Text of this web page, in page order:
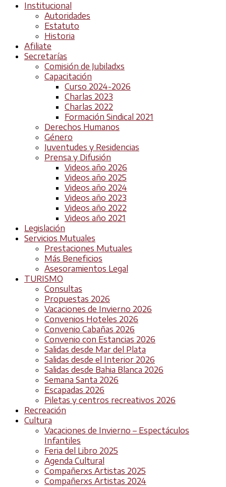
Institucional
Autoridades
Estatuto
Historia
Afiliate
Secretarías
Comisión de Jubiladxs
Capacitación
Curso 2024-2026
Charlas 2023
Charlas 2022
Formación Sindical 2021
Derechos Humanos
Género
Juventudes y Residencias
Prensa y Difusión
Videos año 2026
Videos año 2025
Videos año 2024
Videos año 2023
Videos año 2022
Videos año 2021
Legislación
Servicios Mutuales
Prestaciones Mutuales
Más Beneficios
Asesoramientos Legal
TURISMO
Consultas
Propuestas 2026
Vacaciones de Invierno 2026
Convenios Hoteles 2026
Convenio Cabañas 2026
Convenio con Estancias 2026
Salidas desde Mar del Plata
Salidas desde el Interior 2026
Salidas desde Bahia Blanca 2026
Semana Santa 2026
Escapadas 2026
Piletas y centros recreativos 2026
Recreación
Cultura
Vacaciones de Invierno – Espectáculos
Infantiles
Feria del Libro 2025
Agenda Cultural
Compañerxs Artistas 2025
Compañerxs Artistas 2024